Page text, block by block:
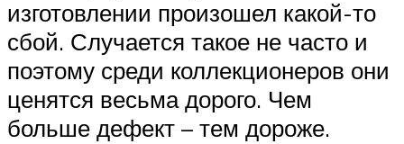
изготовлении произошел какой-то
сбой. Случается такое не часто и
поэтому среди коллекционеров они
ценятся весьма дорого. Чем
больше дефект – тем дороже.